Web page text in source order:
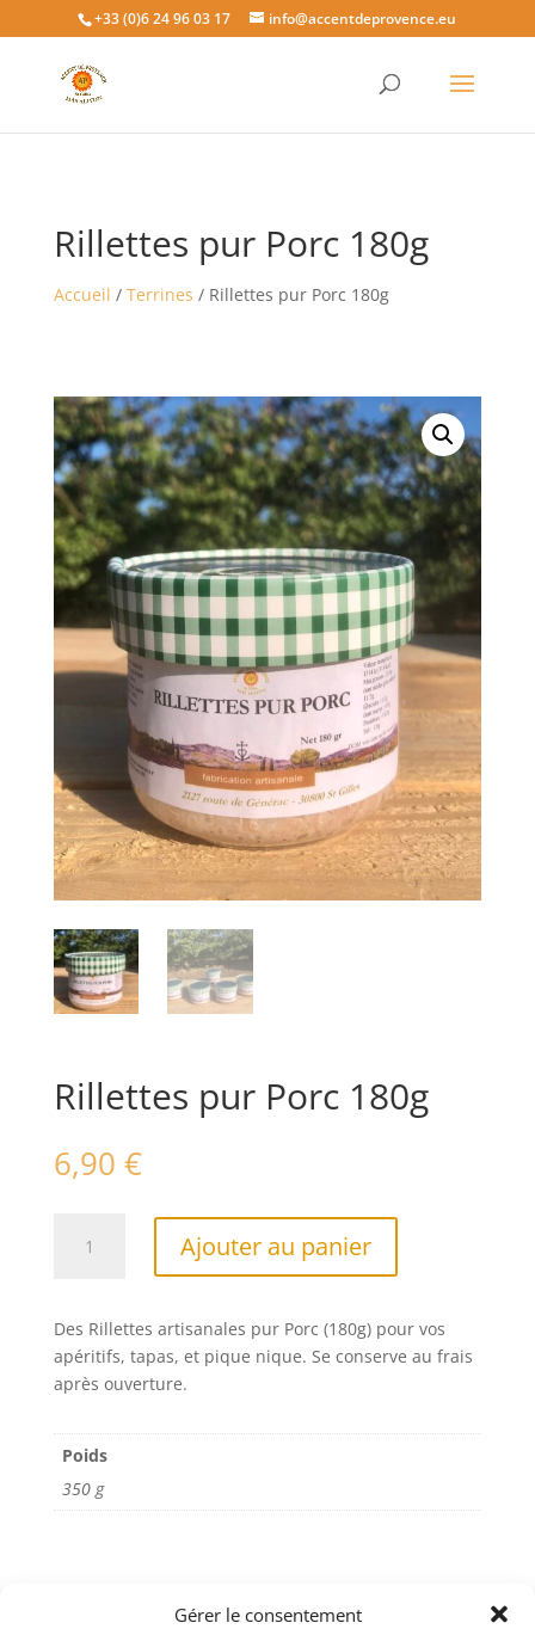
Gérer le consentement
+33 (0)6 24 96 03 17 info@accentdeprovence.eu
Rillettes pur Porc 180g
Accueil / Terrines / Rillettes pur Porc 180g
Rillettes pur Porc 180g
6,90 €
Porc
180g
Ajouter au panier
A
t
r
n
Des Rillettes artisanales pur Porc (180g) pour vos
apéritifs, tapas, et pique nique. Se conserve au frais
après ouverture.
Poids
350 g